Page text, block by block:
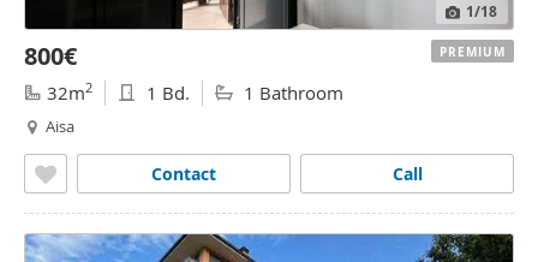
1/18
800€
32m2 1 Bd. 1 Bathroom
Aisa
Call
Contact
PREMIUM